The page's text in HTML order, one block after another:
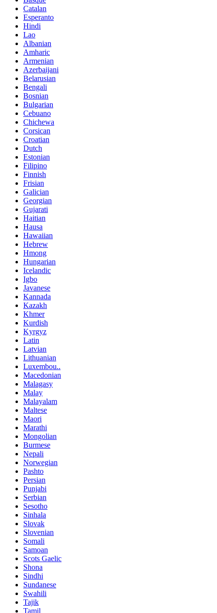
Catalan
Esperanto
Hindi
Lao
Albanian
Amharic
Armenian
Azerbaijani
Belarusian
Bengali
Bosnian
Bulgarian
Cebuano
Chichewa
Corsican
Croatian
Dutch
Estonian
Filipino
Finnish
Frisian
Galician
Georgian
Gujarati
Haitian
Hausa
Hawaiian
Hebrew
Hmong
Hungarian
Icelandic
Igbo
Javanese
Kannada
Kazakh
Khmer
Kurdish
Kyrgyz
Latin
Latvian
Lithuanian
Luxembou..
Macedonian
Malagasy
Malay
Malayalam
Maltese
Maori
Marathi
Mongolian
Burmese
Nepali
Norwegian
Pashto
Persian
Punjabi
Serbian
Sesotho
Sinhala
Slovak
Slovenian
Somali
Samoan
Scots Gaelic
Shona
Sindhi
Sundanese
Swahili
Tajik
Tamil